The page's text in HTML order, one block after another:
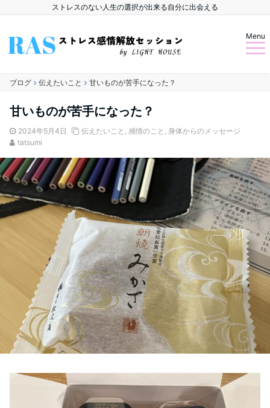
ストレスのない人生の選択が出来る自分に出会える
Menu
ブログ 伝えたいこと 甘いものが苦手になった？
甘いものが苦手になった？
2024年5月4日 伝えたいこと , 感情のこと , 身体からのメッセージ
tatsumi